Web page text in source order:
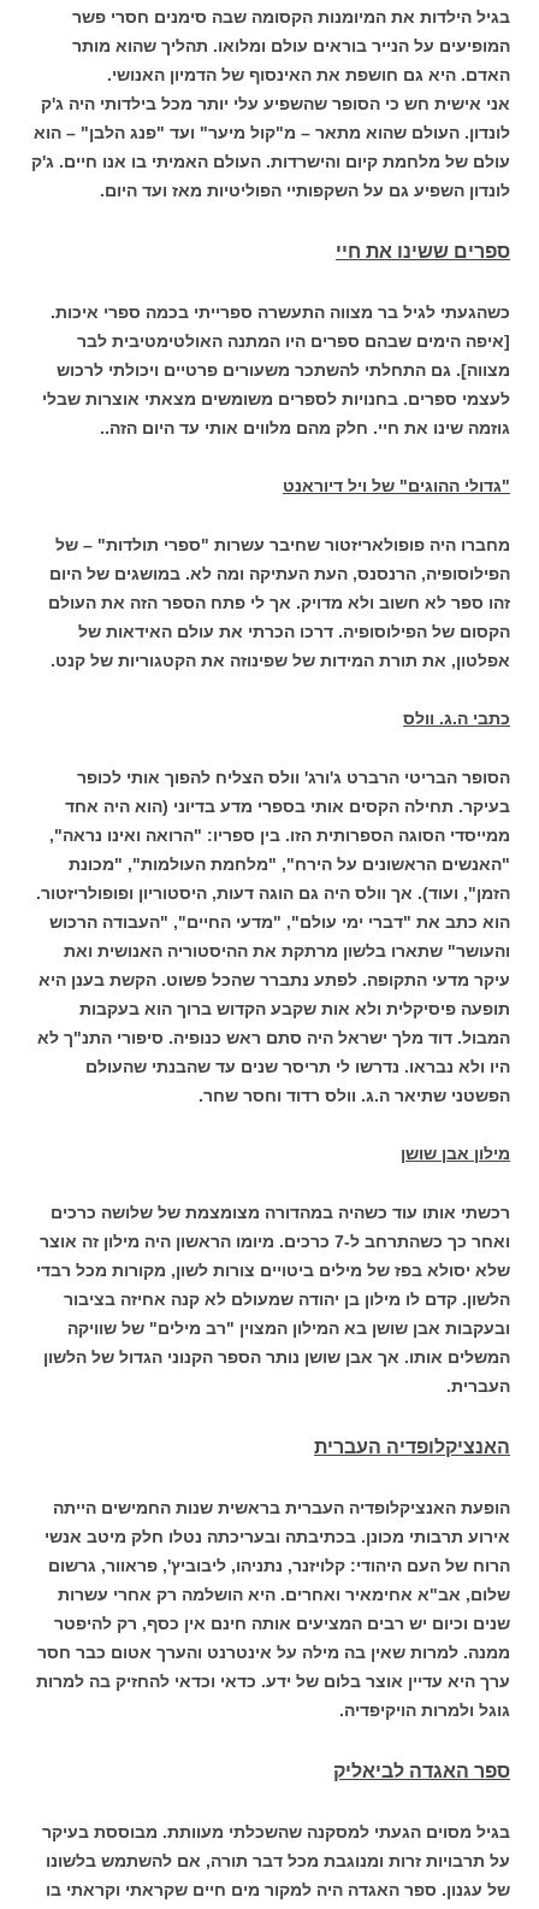
בגיל הילדות את המיומנות הקסומה שבה סימנים חסרי פשר
המופיעים על הנייר בוראים עולם ומלואו. תהליך שהוא מותר
האדם. היא גם חושפת את האינסוף של הדמיון האנושי.
אני אישית חש כי הסופר שהשפיע עלי יותר מכל בילדותי היה ג'ק
לונדון. העולם שהוא מתאר – מ"קול מיער" ועד "פנג הלבן" – הוא
עולם של מלחמת קיום והישרדות. העולם האמיתי בו אנו חיים. ג'ק
לונדון השפיע גם על השקפותיי הפוליטיות מאז ועד היום.
ספרים ששינו את חיי
כשהגעתי לגיל בר מצווה התעשרה ספרייתי בכמה ספרי איכות.
[איפה הימים שבהם ספרים היו המתנה האולטימטיבית לבר
מצווה]. גם התחלתי להשתכר משעורים פרטיים ויכולתי לרכוש
לעצמי ספרים. בחנויות לספרים משומשים מצאתי אוצרות שבלי
גוזמה שינו את חיי. חלק מהם מלווים אותי עד היום הזה..
"גדולי ההוגים" של ויל דיוראנט
מחברו היה פופולאריזטור שחיבר עשרות "ספרי תולדות" – של
הפילוסופיה, הרנסנס, העת העתיקה ומה לא. במושגים של היום
זהו ספר לא חשוב ולא מדויק. אך לי פתח הספר הזה את העולם
הקסום של הפילוסופיה. דרכו הכרתי את עולם האידאות של
אפלטון, את תורת המידות של שפינוזה את הקטגוריות של קנט.
כתבי ה.ג. וולס
הסופר הבריטי הרברט ג'ורג' וולס הצליח להפוך אותי לכופר
בעיקר. תחילה הקסים אותי בספרי מדע בדיוני (הוא היה אחד
ממייסדי הסוגה הספרותית הזו. בין ספריו: "הרואה ואינו נראה",
"האנשים הראשונים על הירח", "מלחמת העולמות", "מכונת
הזמן", ועוד). אך וולס היה גם הוגה דעות, היסטוריון ופופולריזטור.
הוא כתב את "דברי ימי עולם", "מדעי החיים", "העבודה הרכוש
והעושר" שתארו בלשון מרתקת את ההיסטוריה האנושית ואת
עיקר מדעי התקופה. לפתע נתברר שהכל פשוט. הקשת בענן היא
תופעה פיסיקלית ולא אות שקבע הקדוש ברוך הוא בעקבות
המבול. דוד מלך ישראל היה סתם ראש כנופיה. סיפורי התנ"ך לא
היו ולא נבראו. נדרשו לי תריסר שנים עד שהבנתי שהעולם
הפשטני שתיאר ה.ג. וולס רדוד וחסר שחר.
מילון אבן שושן
רכשתי אותו עוד כשהיה במהדורה מצומצמת של שלושה כרכים
ואחר כך כשהתרחב ל-7 כרכים. מיומו הראשון היה מילון זה אוצר
שלא יסולא בפז של מילים ביטויים צורות לשון, מקורות מכל רבדי
הלשון. קדם לו מילון בן יהודה שמעולם לא קנה אחיזה בציבור
ובעקבות אבן שושן בא המילון המצוין "רב מילים" של שוויקה
המשלים אותו. אך אבן שושן נותר הספר הקנוני הגדול של הלשון
העברית.
האנציקלופדיה העברית
הופעת האנציקלופדיה העברית בראשית שנות החמישים הייתה
אירוע תרבותי מכונן. בכתיבתה ובעריכתה נטלו חלק מיטב אנשי
הרוח של העם היהודי: קלויזנר, נתניהו, ליבוביץ', פראוור, גרשום
שלום, אב"א אחימאיר ואחרים. היא הושלמה רק אחרי עשרות
שנים וכיום יש רבים המציעים אותה חינם אין כסף, רק להיפטר
ממנה. למרות שאין בה מילה על אינטרנט והערך אטום כבר חסר
ערך היא עדיין אוצר בלום של ידע. כדאי וכדאי להחזיק בה למרות
גוגל ולמרות הויקיפדיה.
ספר האגדה לביאליק
בגיל מסוים הגעתי למסקנה שהשכלתי מעוותת. מבוססת בעיקר
על תרבויות זרות ומנוגבת מכל דבר תורה, אם להשתמש בלשונו
של עגנון. ספר האגדה היה למקור מים חיים שקראתי וקראתי בו